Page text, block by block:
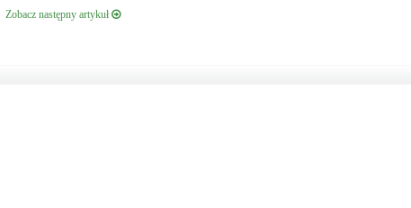
Zobacz następny artykuł